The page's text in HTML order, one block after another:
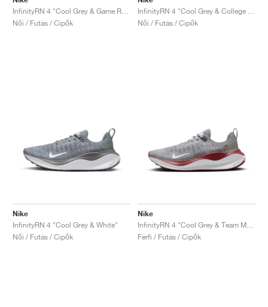
Női / Futás / Cipők
Női / Futás / Cipők
Nike
InfinityRN 4 "Cool Grey & White"
Női / Futás / Cipők
Nike
Férfi / Futás / Cipők